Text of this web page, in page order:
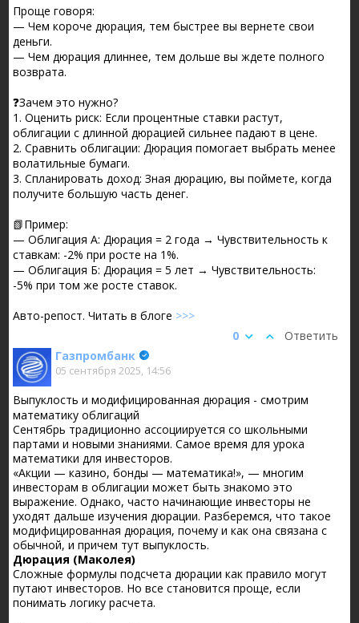
Проще говоря:
— Чем короче дюрация, тем быстрее вы вернете свои
деньги.
— Чем дюрация длиннее, тем дольше вы ждете полного
возврата.
❓Зачем это нужно?
1. Оценить риск: Если процентные ставки растут,
облигации с длинной дюрацией сильнее падают в цене.
2. Сравнить облигации: Дюрация помогает выбрать менее
волатильные бумаги.
3. Спланировать доход: Зная дюрацию, вы поймете, когда
получите большую часть денег.
📗Пример:
— Облигация А: Дюрация = 2 года → Чувствительность к
ставкам: -2% при росте на 1%.
— Облигация Б: Дюрация = 5 лет → Чувствительность:
-5% при том же росте ставок.
Авто-репост. Читать в блоге >>>
Ответить
0
Газпромбанк
05 сентября 2025, 14:56
Выпуклость и модифицированная дюрация - смотрим
математику облигаций
Сентябрь традиционно ассоциируется со школьными
партами и новыми знаниями. Самое время для урока
математики для инвесторов.
«Акции — казино, бонды — математика!», — многим
инвесторам в облигации может быть знакомо это
выражение. Однако, часто начинающие инвесторы не
уходят дальше изучения дюрации. Разберемся, что такое
модифицированная дюрация, почему и как она связана с
обычной, и причем тут выпуклость.
Дюрация (Маколея)
Сложные формулы подсчета дюрации как правило могут
путают инвесторов. Но все становится проще, если
понимать логику расчета.